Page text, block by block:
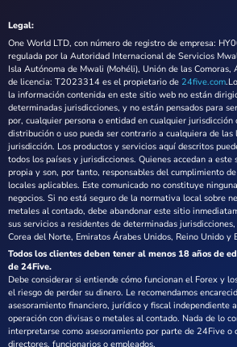
Legal:
One World LTD, con número de registro de empresa:
regulada por la Autoridad Internacional de Servicios
Isla Autónoma de Mwali (Mohéli), Unión de las
de licencia: T2023314 es el propietario de 24five.com
la información contenida en este sitio web no están
determinadas jurisdicciones, y no están pensados para
por, cualquier persona o entidad en cualquier jurisdicción
distribución o uso pueda ser contrario a cualquiera de las
jurisdicción. Los productos y servicios aquí descritos
todos los países y jurisdicciones. Quienes accedan a
propia y son, por tanto, responsables del cumplimiento
locales aplicables. Este comunicado no constituye
negocios. Si no está seguro de la normativa local sobre
metales al contado, debe abandonar este sitio
sus servicios a residentes de determinadas jurisdicciones,
Corea del Norte, Emiratos Árabes Unidos, Reino Unido y
Todos los clientes deben tener al menos 18 años de
de 24Five.
Debe considerar si entiende cómo funcionan el Forex y
el riesgo de perder su dinero. Le recomendamos
asesoramiento financiero, jurídico y fiscal independiente
operación con divisas o metales al contado. Nada de lo
interpretarse como asesoramiento por parte de 24Five o
directores, funcionarios o empleados.